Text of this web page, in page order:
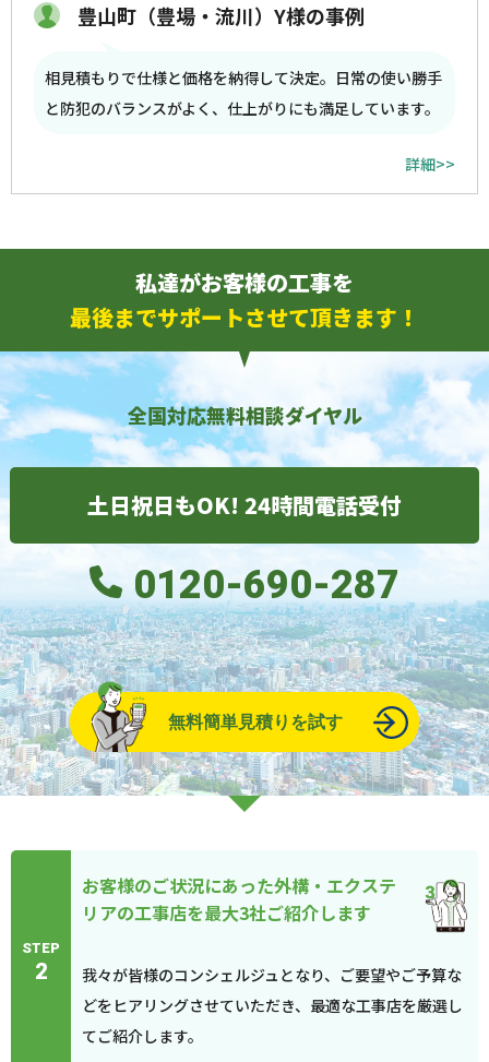
豊山町（豊場・流川）Y様の事例
相見積もりで仕様と価格を納得して決定。日常の使い勝手
と防犯のバランスがよく、仕上がりにも満足しています。
詳細>>
私達がお客様の工事を
最後までサポートさせて頂きます！
全国対応無料相談ダイヤル
土日祝日もOK! 24時間電話受付
0120-690-287
無料簡単見積りを試す
STEP
2
お客様のご状況にあった外構・エクステ
リアの工事店を最大3社ご紹介します
我々が皆様のコンシェルジュとなり、ご要望やご予算な
どをヒアリングさせていただき、最適な工事店を厳選し
てご紹介します。